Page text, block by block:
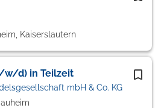
Kaiserslautern
w/d) in Teilzeit
mbH & Co. KG